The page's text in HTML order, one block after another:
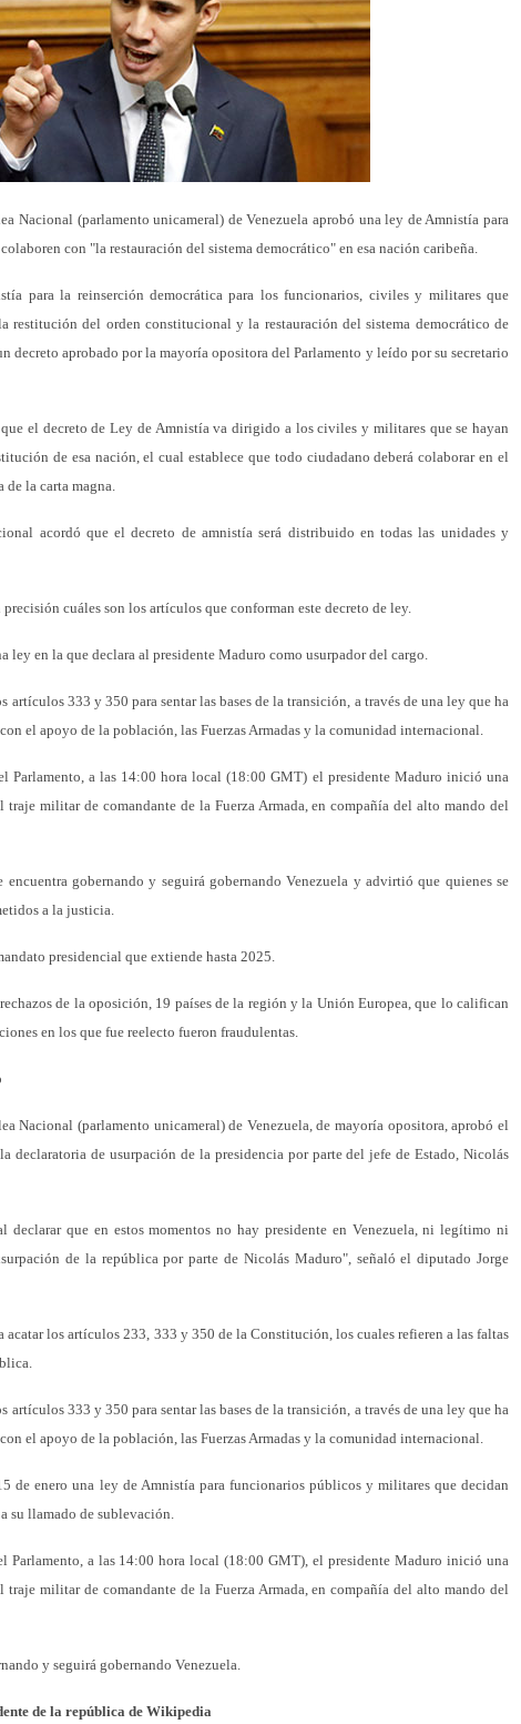
Nacional (parlamento unicameral) de Venezuela aprobó una ley de Amnistía para
con "la restauración del sistema democrático" en esa nación caribeña.
para la reinserción democrática para los funcionarios, civiles y militares que
restitución del orden constitucional y la restauración del sistema democrático de
decreto aprobado por la mayoría opositora del Parlamento y leído por su secretario
el decreto de Ley de Amnistía va dirigido a los civiles y militares que se hayan
de esa nación, el cual establece que todo ciudadano deberá colaborar en el
la carta magna.
acordó que el decreto de amnistía será distribuido en todas las unidades y
cuáles son los artículos que conforman este decreto de ley.
ley en la que declara al presidente Maduro como usurpador del cargo.
artículos 333 y 350 para sentar las bases de la transición, a través de una ley que ha
el apoyo de la población, las Fuerzas Armadas y la comunidad internacional.
Parlamento, a las 14:00 hora local (18:00 GMT) el presidente Maduro inició una
militar de comandante de la Fuerza Armada, en compañía del alto mando del
gobernando y seguirá gobernando Venezuela y advirtió que quienes se
a la justicia.
presidencial que extiende hasta 2025.
de la oposición, 19 países de la región y la Unión Europea, que lo califican
en los que fue reelecto fueron fraudulentas.
Nacional (parlamento unicameral) de Venezuela, de mayoría opositora, aprobó el
declaratoria de usurpación de la presidencia por parte del jefe de Estado, Nicolás
declarar que en estos momentos no hay presidente en Venezuela, ni legítimo ni
de la república por parte de Nicolás Maduro", señaló el diputado Jorge
acatar los artículos 233, 333 y 350 de la Constitución, los cuales refieren a las faltas
artículos 333 y 350 para sentar las bases de la transición, a través de una ley que ha
el apoyo de la población, las Fuerzas Armadas y la comunidad internacional.
de enero una ley de Amnistía para funcionarios públicos y militares que decidan
su llamado de sublevación.
Parlamento, a las 14:00 hora local (18:00 GMT), el presidente Maduro inició una
militar de comandante de la Fuerza Armada, en compañía del alto mando del
y seguirá gobernando Venezuela.
de la república de Wikipedia